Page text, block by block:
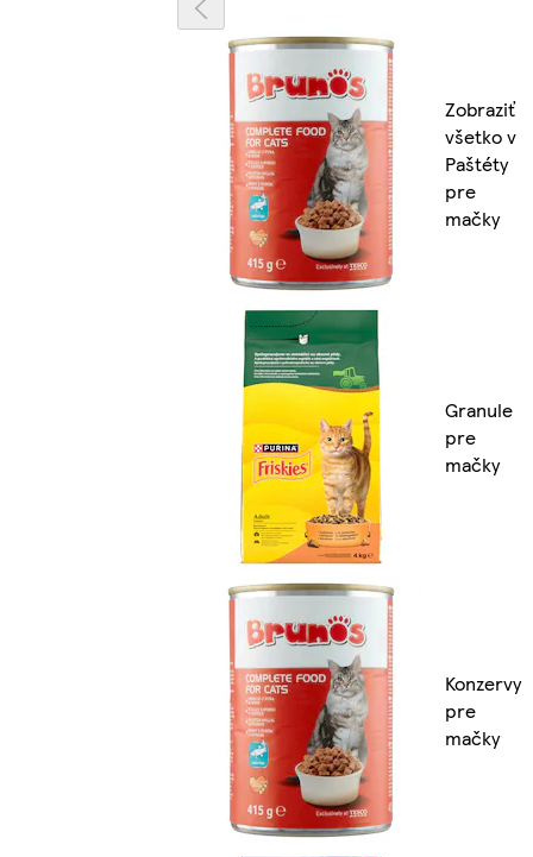
Zobraziť
všetko v
Paštéty
pre
mačky
Granule
pre
mačky
Konzervy
pre
mačky